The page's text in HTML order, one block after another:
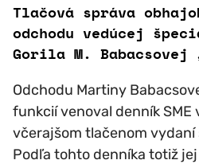
Tlačová správa
odchodu vedúcej
Gorila M.
Odchodu Martiny
funkcií venoval denník SME
včerajšom tlačenom vydaní
Podľa tohto denníka totiž